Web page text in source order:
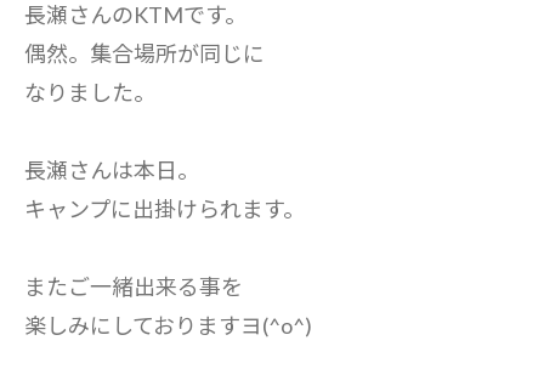
長瀬さんのKTMです。
偶然。集合場所が同じに
なりました。
長瀬さんは本日。
キャンプに出掛けられます。
またご一緒出来る事を
楽しみにしておりますヨ(^o^)